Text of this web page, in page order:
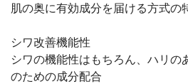
肌の奥に有効成分を届ける方式の
シワ改善機能性
シワの機能性はもちろん、ハリの
のための成分配合